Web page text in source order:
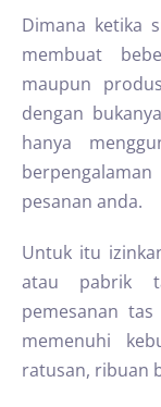
Dimana ketika
membuat
maupun
dengan
hanya
pesanan anda.
Untuk itu
atau pabrik
pemesanan
memenuhi
ratusan, ribuan